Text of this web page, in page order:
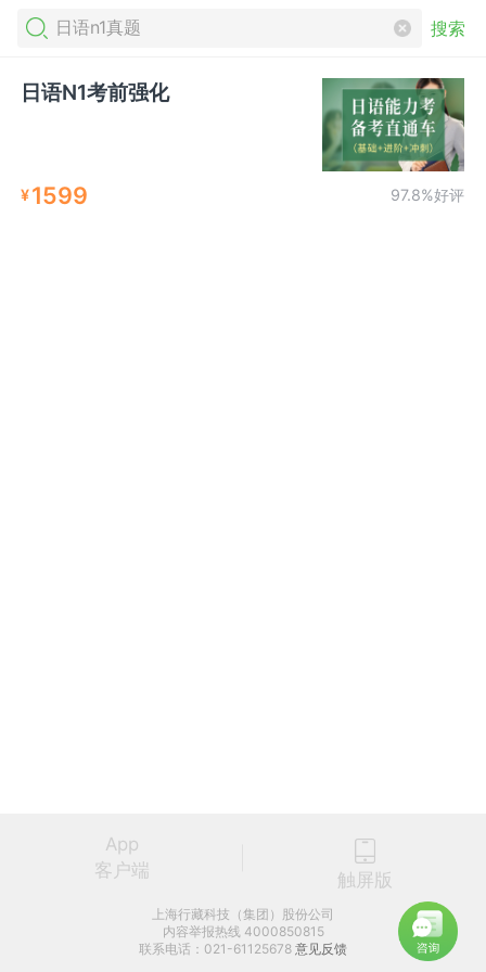
搜索
日语N1考前强化
¥1599 97.8%好评
App
客户端
触屏版
上海行藏科技（集团）股份公司
内容举报热线 4000850815
联系电话：021-61125678 意见反馈